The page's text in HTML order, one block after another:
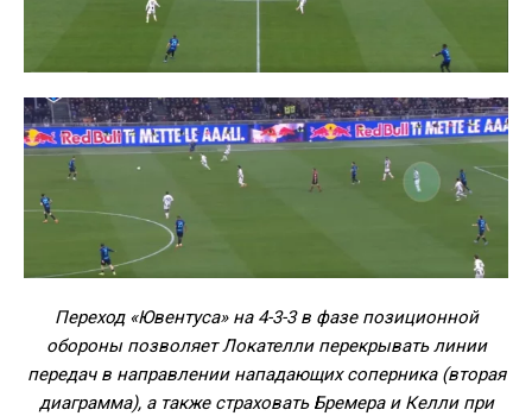
Переход «Ювентуса» на 4-3-3 в фазе позиционной
обороны позволяет Локателли перекрывать линии
передач в направлении нападающих соперника (вторая
диаграмма), а также страховать Бремера и Келли при